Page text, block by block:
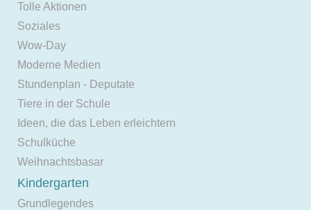
Tolle Aktionen
Soziales
Wow-Day
Moderne Medien
Stundenplan - Deputate
Tiere in der Schule
Ideen, die das Leben erleichtern
Schulküche
Weihnachtsbasar
Kindergarten
Grundlegendes